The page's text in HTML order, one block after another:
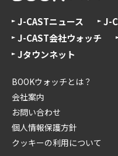
J-CASTニュース
J-
J-CAST会社ウォッチ
Jタウンネット
BOOKウォッチとは？
会社案内
お問い合わせ
個人情報保護方針
クッキーの利用について